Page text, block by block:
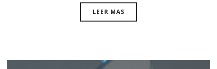
LEER MAS